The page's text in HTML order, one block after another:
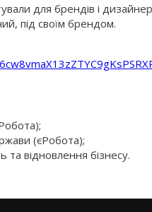
для брендів і
під своїм брендом.
(єРобота);
відновлення бізнесу.